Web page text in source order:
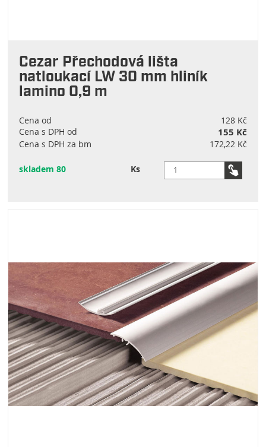
Cezar Přechodová lišta
natloukací LW 30 mm hliník
lamino 0,9 m
Cena od
128 Kč
Cena s DPH od
155 Kč
Cena s DPH za bm 172,22 Kč
skladem 80 Ks